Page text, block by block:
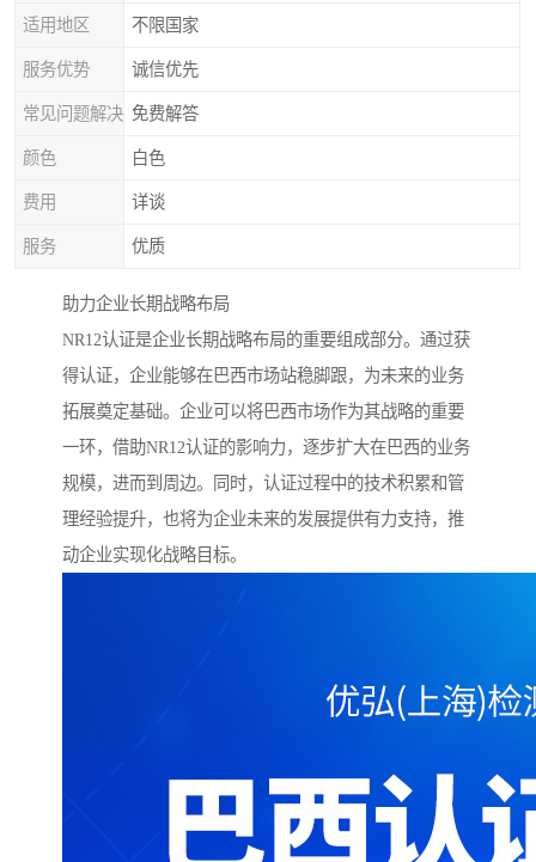
适用地区 不限国家
服务优势 诚信优先
常见问题解决 免费解答
颜色 白色
费用 详谈
服务 优质
助力企业长期战略布局
NR12认证是企业长期战略布局的重要组成部分。通过获
得认证，企业能够在巴西市场站稳脚跟，为未来的业务
拓展奠定基础。企业可以将巴西市场作为其战略的重要
一环，借助NR12认证的影响力，逐步扩大在巴西的业务
规模，进而到周边。同时，认证过程中的技术积累和管
理经验提升，也将为企业未来的发展提供有力支持，推
动企业实现化战略目标。